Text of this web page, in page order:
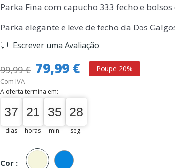
Parka Fina com capucho 333 fecho e
Parka elegante e leve de fecho da Dos
Escrever uma Avaliação
99,99 € 79,99 € Poupe 20%
Com IVA
A oferta termina em:
37
37
00
dias
21
21
00
horas
35
35
00
min.
27
27
28
seg.
Cor :
Bege Azul